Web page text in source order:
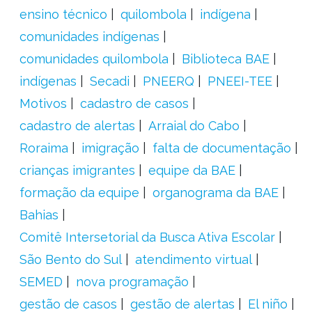
ensino técnico
quilombola
indígena
comunidades indígenas
comunidades quilombola
Biblioteca BAE
indígenas
Secadi PNEERQ
PNEEI-TEE
Motivos
cadastro de casos
cadastro de alertas
Arraial do Cabo
Roraima
imigração
falta de documentação
crianças imigrantes
equipe da BAE
formação da equipe
organograma da BAE
Bahias
Comitê Intersetorial da Busca Ativa Escolar
São Bento do Sul
atendimento virtual
SEMED
nova programação
gestão de casos
gestão de alertas
El niño